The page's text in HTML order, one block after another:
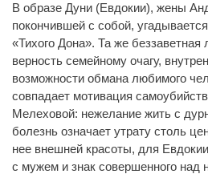
В образе Дуни (Евдокии), жены
покончившей с собой,
«Тихого Дона». Та же
верность семейному очагу,
возможности обмана любимого
совпадает мотивация
Мелеховой: нежелание жить с
болезнь означает утрату столь
нее внешней красоты, для
с мужем и знак совершенного над